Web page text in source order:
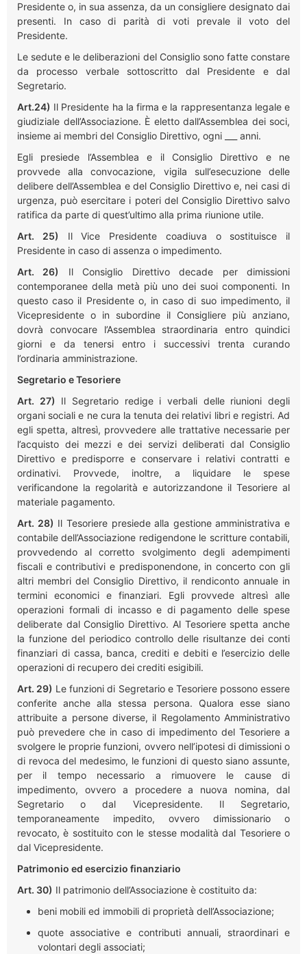
Presidente o, in sua assenza, da un consigliere designato dai
presenti. In caso di parità di voti prevale il voto del
Presidente.
Le sedute e le deliberazioni del Consiglio sono fatte constare
da processo verbale sottoscritto dal Presidente e dal
Segretario.
Art.24) Il Presidente ha la firma e la rappresentanza legale e
giudiziale dell’Associazione. È eletto dall’Assemblea dei soci,
insieme ai membri del Consiglio Direttivo, ogni ___ anni.
Egli presiede l’Assemblea e il Consiglio Direttivo e ne
provvede alla convocazione, vigila sull’esecuzione delle
delibere dell’Assemblea e del Consiglio Direttivo e, nei casi di
urgenza, può esercitare i poteri del Consiglio Direttivo salvo
ratifica da parte di quest’ultimo alla prima riunione utile.
Art. 25)
Il Vice Presidente coadiuva o sostituisce il
Presidente in caso di assenza o impedimento.
Art. 26)
Il Consiglio Direttivo decade per dimissioni
contemporanee della metà più uno dei suoi componenti. In
questo caso il Presidente o, in caso di suo impedimento, il
Vicepresidente o in subordine il Consigliere più anziano,
dovrà convocare l’Assemblea straordinaria entro quindici
giorni e da tenersi entro i successivi trenta curando
l’ordinaria amministrazione.
Segretario e Tesoriere
Art. 27) Il Segretario redige i verbali delle riunioni degli
organi sociali e ne cura la tenuta dei relativi libri e registri. Ad
egli spetta, altresì, provvedere alle trattative necessarie per
l’acquisto dei mezzi e dei servizi deliberati dal Consiglio
Direttivo e predisporre e conservare i relativi contratti e
ordinativi. Provvede, inoltre, a liquidare le spese
verificandone la regolarità e autorizzandone il Tesoriere al
materiale pagamento.
Art. 28) Il Tesoriere presiede alla gestione amministrativa e
contabile dell’Associazione redigendone le scritture contabili,
provvedendo al corretto svolgimento degli adempimenti
fiscali e contributivi e predisponendone, in concerto con gli
altri membri del Consiglio Direttivo, il rendiconto annuale in
termini economici e finanziari. Egli provvede altresì alle
operazioni formali di incasso e di pagamento delle spese
deliberate dal Consiglio Direttivo. Al Tesoriere spetta anche
la funzione del periodico controllo delle risultanze dei conti
finanziari di cassa, banca, crediti e debiti e l’esercizio delle
operazioni di recupero dei crediti esigibili.
Art. 29) Le funzioni di Segretario e Tesoriere possono essere
conferite anche alla stessa persona. Qualora esse siano
attribuite a persone diverse, il Regolamento Amministrativo
può prevedere che in caso di impedimento del Tesoriere a
svolgere le proprie funzioni, ovvero nell’ipotesi di dimissioni o
di revoca del medesimo, le funzioni di questo siano assunte,
per il tempo necessario a rimuovere le cause di
impedimento, ovvero a procedere a nuova nomina, dal
Segretario o dal Vicepresidente. Il Segretario,
temporaneamente impedito, ovvero dimissionario o
revocato, è sostituito con le stesse modalità dal Tesoriere o
dal Vicepresidente.
Patrimonio ed esercizio finanziario
Art. 30) Il patrimonio dell’Associazione è costituito da:
beni mobili ed immobili di proprietà dell’Associazione;
quote associative e contributi annuali, straordinari e
volontari degli associati;